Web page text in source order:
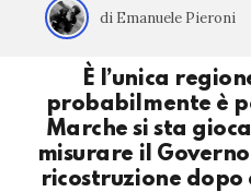
di Emanuele Pieroni
È l’unica
probabilmente è
Marche si sta
misurare il
ricostruzione